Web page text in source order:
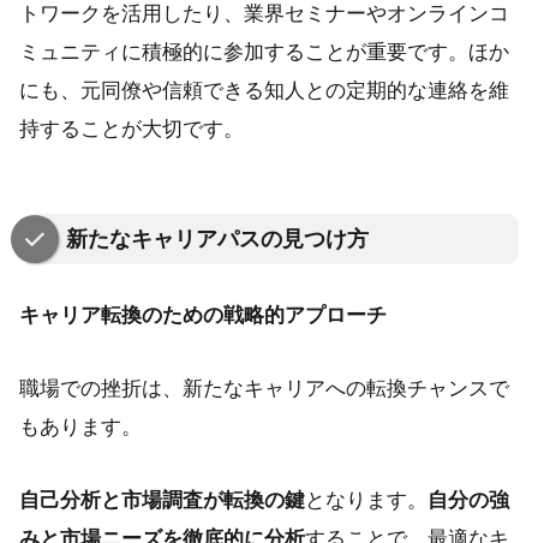
トワークを活用したり、業界セミナーやオンラインコ
ミュニティに積極的に参加することが重要です。ほか
にも、元同僚や信頼できる知人との定期的な連絡を維
持することが大切です。
新たなキャリアパスの見つけ方
キャリア転換のための戦略的アプローチ
職場での挫折は、新たなキャリアへの転換チャンスで
もあります。
自己分析と市場調査が転換の鍵となります。
自分の強